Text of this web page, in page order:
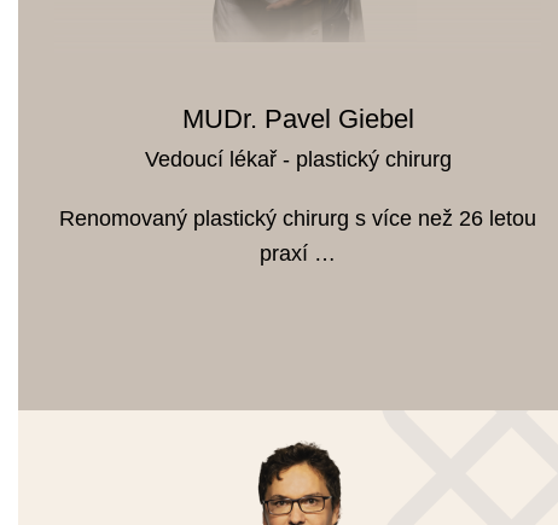
MUDr. Pavel Giebel
Vedoucí lékař - plastický chirurg
Renomovaný plastický chirurg s více než 26 letou
praxí …
VÍCE O PAVLOVI